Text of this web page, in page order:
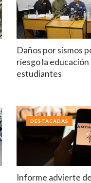
Daños por sismos
riesgo la
estudiantes
Informe advierte de
DESTACADAS